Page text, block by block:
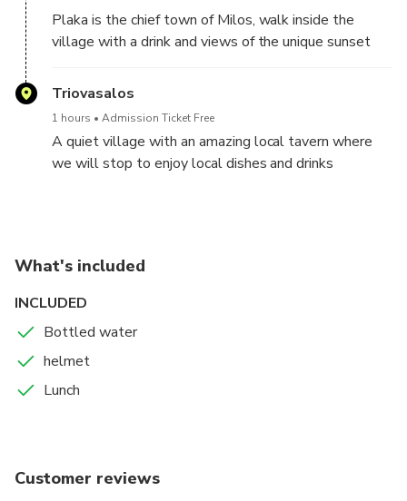
Plaka is the chief town of Milos, walk inside the
village with a drink and views of the unique sunset
Triovasalos
1 hours Admission Ticket Free
A quiet village with an amazing local tavern where
we will stop to enjoy local dishes and drinks
What's included
INCLUDED
Bottled water
helmet
Lunch
Customer reviews